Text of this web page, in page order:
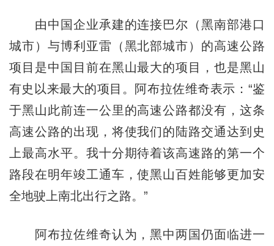
由中国企业承建的连接巴尔（黑南部港口
城市）与博利亚雷（黑北部城市）的高速公路
项目是中国目前在黑山最大的项目，也是黑山
有史以来最大的项目。阿布拉佐维奇表示：“鉴
于黑山此前连一公里的高速公路都没有，这条
高速公路的出现，将使我们的陆路交通达到史
上最高水平。我十分期待着该高速路的第一个
路段在明年竣工通车，使黑山百姓能够更加安
全地驶上南北出行之路。”
阿布拉佐维奇认为，黑中两国仍面临进一